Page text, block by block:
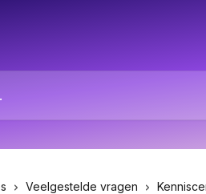
Veelgestelde vragen